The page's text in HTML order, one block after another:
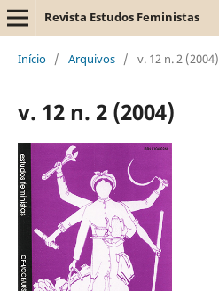
Revista Estudos Feministas
Início / Arquivos / v. 12 n. 2 (2004)
v. 12 n. 2 (2004)